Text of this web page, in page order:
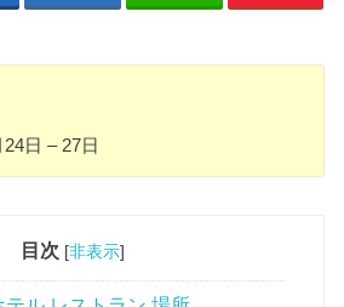
日 – 27日
目次 [非表示]